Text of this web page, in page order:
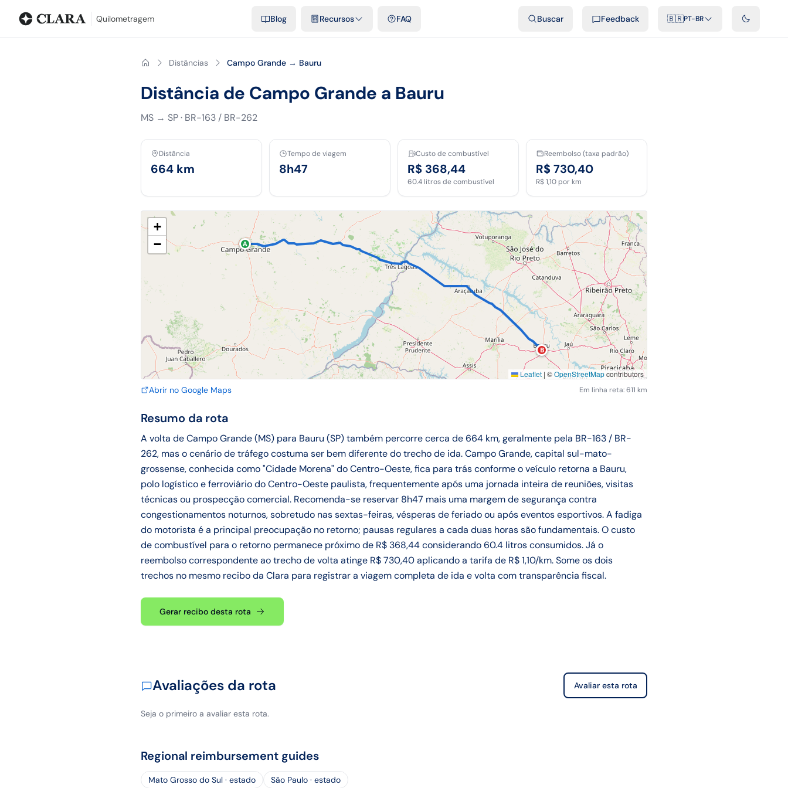
Quilometragem Blog Recursos FAQ Buscar Feedback 🇧🇷PT-BR
Distâncias Campo Grande → Bauru
Distância de Campo Grande a Bauru
MS → SP· BR-163 / BR-262
Distância
664 km
Tempo de viagem
8h47
Custo de combustível
R$ 368,44
60.4 litros de combustível
Reembolso (taxa padrão)
R$ 730,40
R$ 1,10 por km
A
B
+
−
Leaflet | ©OpenStreetMapcontributors
Abrir no Google Maps Em linha reta: 611 km
Resumo da rota
A volta de Campo Grande (MS) para Bauru (SP) também percorre cerca de 664 km, geralmente pela BR-163 / BR-
262, mas o cenário de tráfego costuma ser bem diferente do trecho de ida. Campo Grande, capital sul-mato-
grossense, conhecida como "Cidade Morena" do Centro-Oeste, fica para trás conforme o veículo retorna a Bauru,
polo logístico e ferroviário do Centro-Oeste paulista, frequentemente após uma jornada inteira de reuniões, visitas
técnicas ou prospecção comercial. Recomenda-se reservar 8h47 mais uma margem de segurança contra
congestionamentos noturnos, sobretudo nas sextas-feiras, vésperas de feriado ou após eventos esportivos. A fadiga
do motorista é a principal preocupação no retorno; pausas regulares a cada duas horas são fundamentais. O custo
de combustível para o retorno permanece próximo de R$ 368,44 considerando 60.4 litros consumidos. Já o
reembolso correspondente ao trecho de volta atinge R$ 730,40 aplicando a tarifa de R$ 1,10/km. Some os dois
trechos no mesmo recibo da Clara para registrar a viagem completa de ida e volta com transparência fiscal.
Gerar recibo desta rota
Avaliações da rota Avaliar esta rota
Seja o primeiro a avaliar esta rota.
Regional reimbursement guides
Mato Grosso do Sul · estado São Paulo · estado